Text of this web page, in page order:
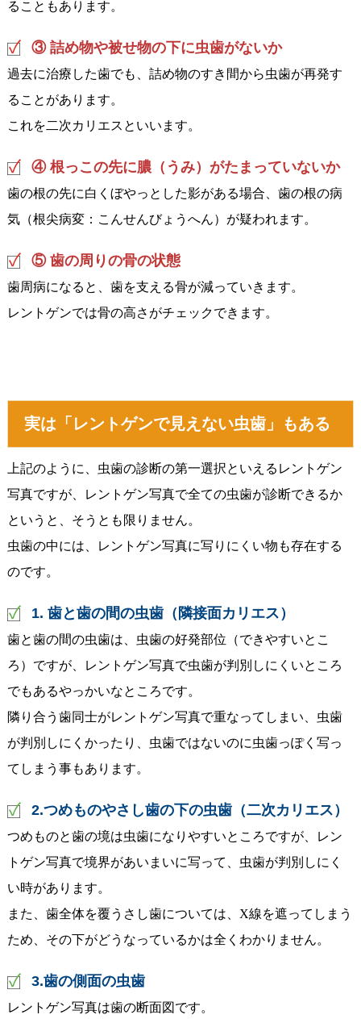
ることもあります。
③ 詰め物や被せ物の下に虫歯がないか
過去に治療した歯でも、詰め物のすき間から虫歯が再発す
ることがあります。
これを二次カリエスといいます。
④ 根っこの先に膿（うみ）がたまっていないか
歯の根の先に白くぼやっとした影がある場合、歯の根の病
気（根尖病変：こんせんびょうへん）が疑われます。
⑤ 歯の周りの骨の状態
歯周病になると、歯を支える骨が減っていきます。
レントゲンでは骨の高さがチェックできます。
実は「レントゲンで見えない虫歯」もある
上記のように、虫歯の診断の第一選択といえるレントゲン
写真ですが、レントゲン写真で全ての虫歯が診断できるか
というと、そうとも限りません。
虫歯の中には、レントゲン写真に写りにくい物も存在する
のです。
1. 歯と歯の間の虫歯（隣接面カリエス）
歯と歯の間の虫歯は、虫歯の好発部位（できやすいとこ
ろ）ですが、レントゲン写真で虫歯が判別しにくいところ
でもあるやっかいなところです。
隣り合う歯同士がレントゲン写真で重なってしまい、虫歯
が判別しにくかったり、虫歯ではないのに虫歯っぽく写っ
てしまう事もあります。
2.つめものやさし歯の下の虫歯（二次カリエス）
つめものと歯の境は虫歯になりやすいところですが、レン
トゲン写真で境界があいまいに写って、虫歯が判別しにく
い時があります。
また、歯全体を覆うさし歯については、X線を遮ってしまう
ため、その下がどうなっているかは全くわかりません。
3.歯の側面の虫歯
レントゲン写真は歯の断面図です。